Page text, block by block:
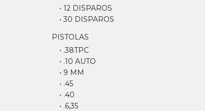
• 12 DISPAROS
• 30 DISPAROS
PISTOLAS
• .38TPC
• .10 AUTO
• 9 MM
• .45
• .40
• .6,35